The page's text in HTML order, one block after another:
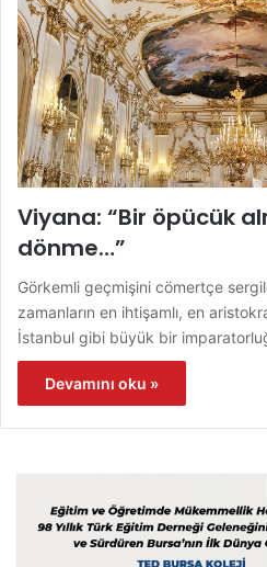
Viyana: “Bir öpücük
dönme…”
Görkemli geçmişini cömertçe
zamanların en ihtişamlı, en
İstanbul gibi büyük bir
Devamını oku »